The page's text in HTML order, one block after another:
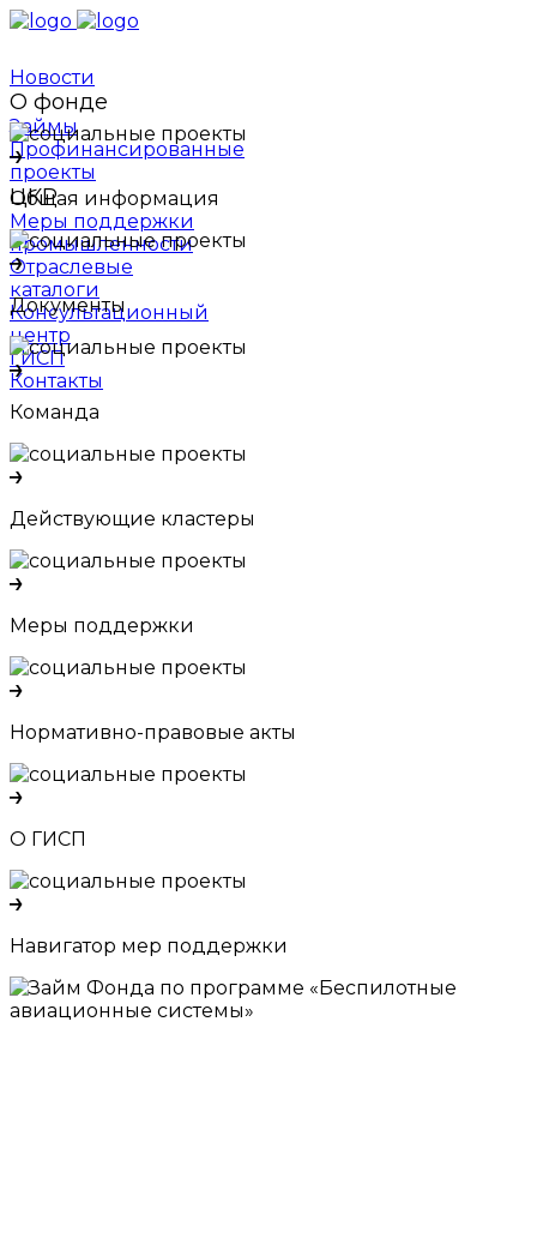
Новости
О фонде
Займы
Профинансированные
проекты
ЦКР
Меры поддержки
промышленности
Отраслевые
каталоги
Консультационный
центр
ГИСП
Контакты
Общая информация
Документы
Команда
Действующие кластеры
Меры поддержки
Нормативно-правовые акты
О ГИСП
Навигатор мер поддержки